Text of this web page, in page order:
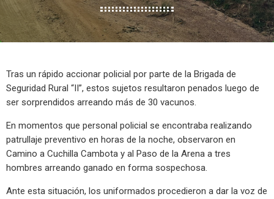
Tras un rápido accionar policial por parte de la Brigada de
Seguridad Rural “II”, estos sujetos resultaron penados luego de
ser sorprendidos arreando más de 30 vacunos.
En momentos que personal policial se encontraba realizando
patrullaje preventivo en horas de la noche, observaron en
Camino a Cuchilla Cambota y al Paso de la Arena a tres
hombres arreando ganado en forma sospechosa.
Ante esta situación, los uniformados procedieron a dar la voz de